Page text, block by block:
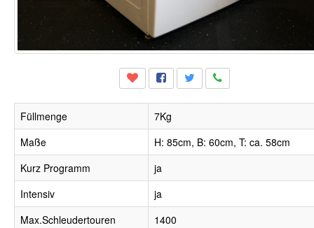
Füllmenge
7Kg
Maße
H: 85cm, B: 60cm, T: ca. 58cm
Kurz Programm
ja
Intensiv
ja
Max.Schleudertouren
1400